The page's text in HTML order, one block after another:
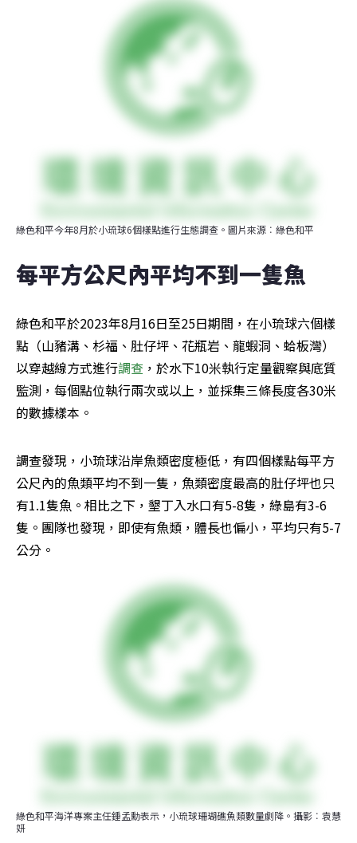
綠色和平今年8月於小琉球6個樣點進行生態調查。圖片來源︰綠色和平
每平方公尺內平均不到一隻魚
綠色和平於2023年8月16日至25日期間，在小琉球六個樣
點（山豬溝、杉福、肚仔坪、花瓶岩、龍蝦洞、蛤板灣）
以穿越線方式進行調查 ，於水下10米執行定量觀察與底質
監測，每個點位執行兩次或以上，並採集三條長度各30米
的數據樣本。
調查發現，小琉球沿岸魚類密度極低，有四個樣點每平方
公尺內的魚類平均不到一隻，魚類密度最高的肚仔坪也只
有1.1隻魚。相比之下，墾丁入水口有5-8隻，綠島有3-6
隻。團隊也發現，即使有魚類，體長也偏小，平均只有5-7
公分。
綠色和平海洋專案主任鍾孟勳表示，小琉球珊瑚礁魚類數量劇降。攝影︰袁慧
妍